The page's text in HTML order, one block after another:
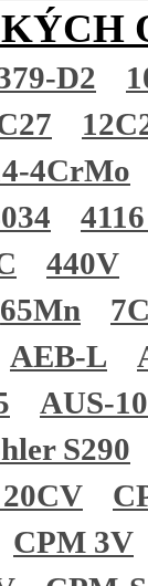
D2
4CrMo
440V
65Mn
AEB-L
AUS-
S290
CPM 3V